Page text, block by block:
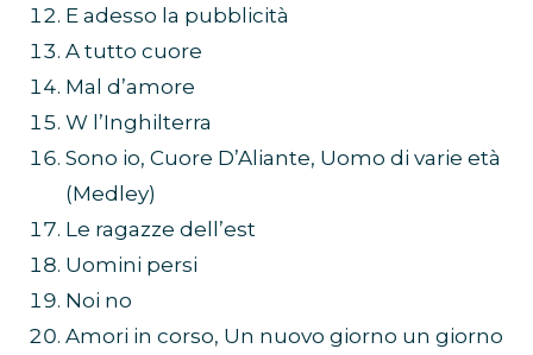
E adesso la pubblicità
A tutto cuore
Mal d’amore
W l’Inghilterra
Sono io, Cuore D’Aliante, Uomo di varie età
(Medley)
Le ragazze dell’est
Uomini persi
Noi no
Amori in corso, Un nuovo giorno un giorno